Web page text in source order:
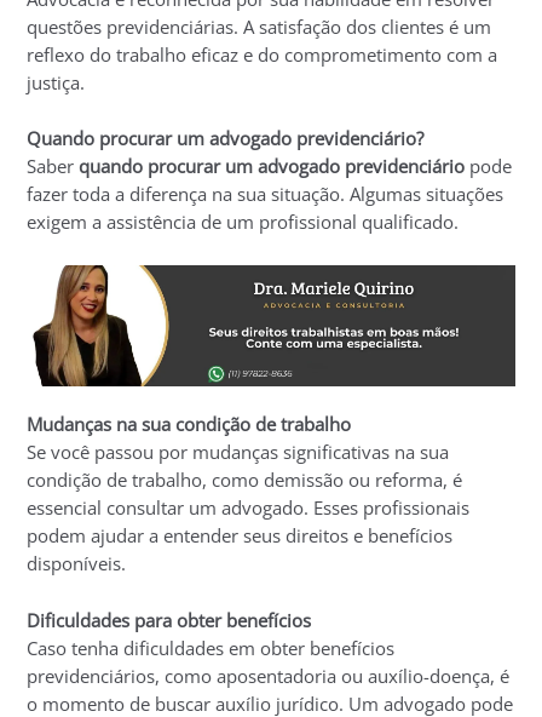
questões previdenciárias. A satisfação dos clientes é um
reflexo do trabalho eficaz e do comprometimento com a
justiça.
Quando procurar um advogado previdenciário?
Saberquando procurar um advogado previdenciário pode
fazer toda a diferença na sua situação. Algumas situações
exigem a assistência de um profissional qualificado.
Mudanças na sua condição de trabalho
Se você passou por mudanças significativas na sua
condição de trabalho, como demissão ou reforma, é
essencial consultar um advogado. Esses profissionais
podem ajudar a entender seus direitos e benefícios
disponíveis.
Dificuldades para obter benefícios
Caso tenha dificuldades em obter benefícios
previdenciários, como aposentadoria ou auxílio-doença, é
o momento de buscar auxílio jurídico. Um advogado pode